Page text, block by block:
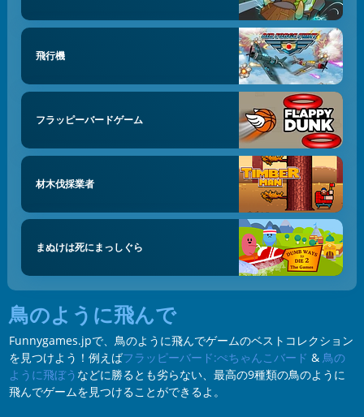
飛行機
フラッピーバードゲーム
材木伐採業者
まぬけは死にまっしぐら
鳥のように飛んで
Funnygames.jpで、鳥のように飛んでゲームのベストコレクション
を見つけよう！例えばフラッピーバード:ぺちゃんこバード & 鳥の
ように飛ぼう などに勝るとも劣らない、最高の9種類の鳥のように
飛んでゲームを見つけることができるよ。